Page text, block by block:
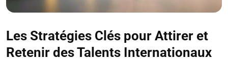
Les Stratégies Clés pour Attirer et
Retenir des Talents Internationaux